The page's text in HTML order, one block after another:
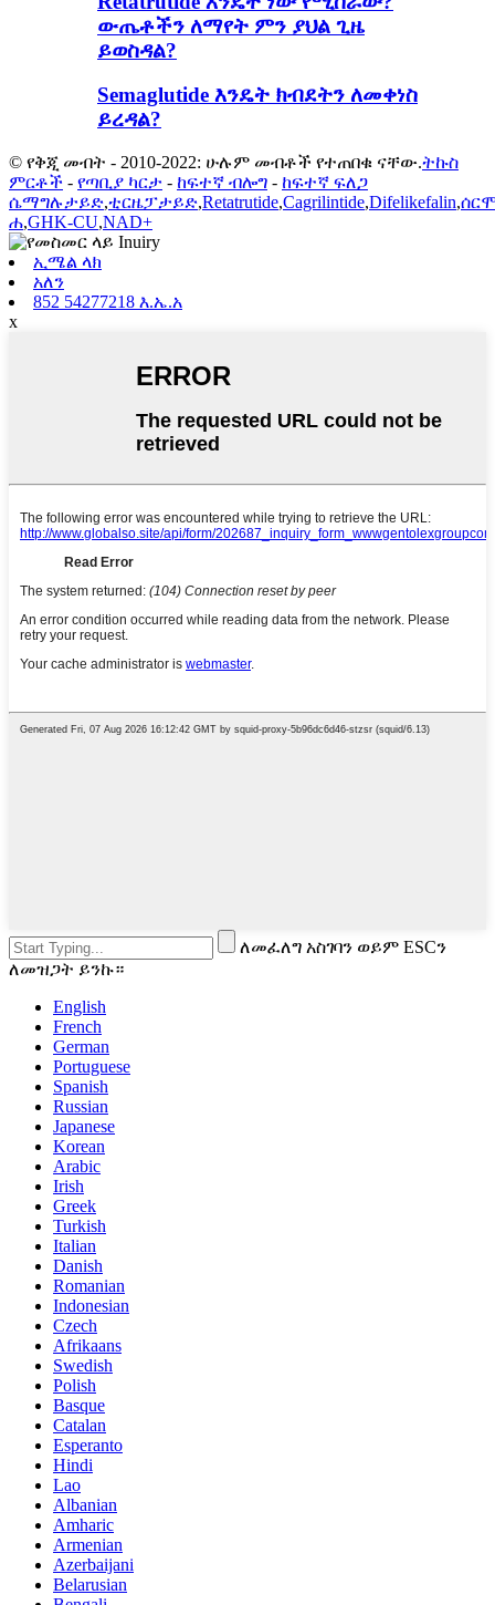
ውጤቶችን ለማየት ምን ያህል ጊዜ
ይወስዳል?
Semaglutide እንዴት ክብደትን ለመቀነስ
ይረዳል?
© የቅጂ መብት - 2010-2022: ሁሉም መብቶች የተጠበቁ ናቸው.ትኩስ
ምርቶች - የጣቢያ ካርታ - ከፍተኛ ብሎግ - ከፍተኛ ፍለጋ
ሴማግሉታይድ,ቲርዜፓታይድ,Retatrutide,Cagrilintide,Difelikefalin,
ሐ,GHK-CU,NAD+
ኢሜል ላክ
አለን
852 54277218 እ.ኤ.አ
x
ለመፈለግ አስገባን ወይም ESCን
ለመዝጋት ይንኩ።
English
French
German
Portuguese
Spanish
Russian
Japanese
Korean
Arabic
Irish
Greek
Turkish
Italian
Danish
Romanian
Indonesian
Czech
Afrikaans
Swedish
Polish
Basque
Catalan
Esperanto
Hindi
Lao
Albanian
Amharic
Armenian
Azerbaijani
Belarusian